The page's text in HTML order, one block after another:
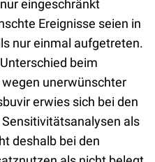
eingeschränkt
Ereignisse seien in
nur einmal aufgetreten.
beim
unerwünschter
erwies sich bei den
als
deshalb bei den